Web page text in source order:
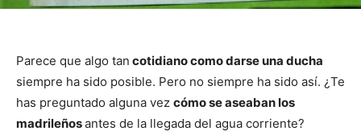
Parece que algo tan cotidiano como darse una ducha
siempre ha sido posible. Pero no siempre ha sido así. ¿Te
has preguntado alguna vez cómo se aseaban los
madrileñosantes de la llegada del agua corriente?